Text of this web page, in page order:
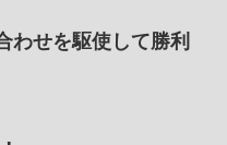
せを駆使して勝利